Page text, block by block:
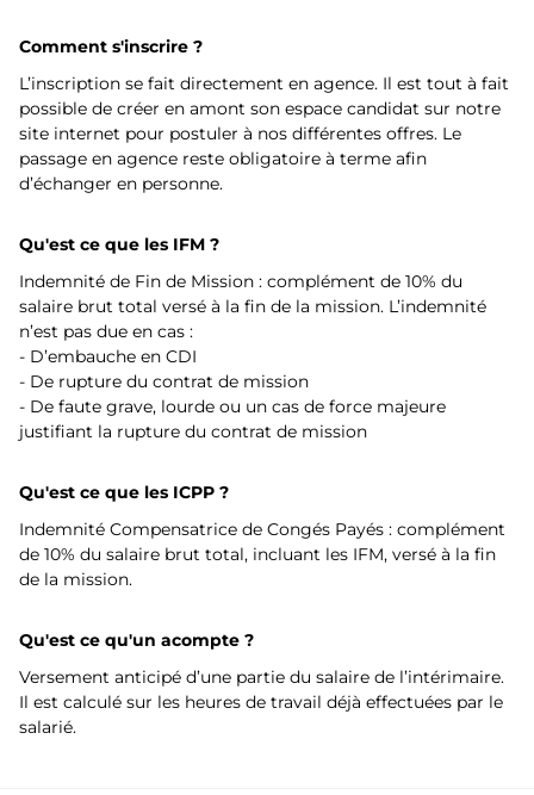
Comment s'inscrire ?
L’inscription se fait directement en agence. Il est tout à fait
possible de créer en amont son espace candidat sur notre
site internet pour postuler à nos différentes offres. Le
passage en agence reste obligatoire à terme afin
d’échanger en personne.
Qu'est ce que les IFM ?
Indemnité de Fin de Mission : complément de 10% du
salaire brut total versé à la fin de la mission. L’indemnité
n’est pas due en cas :
- D’embauche en CDI
- De rupture du contrat de mission
- De faute grave, lourde ou un cas de force majeure
justifiant la rupture du contrat de mission
Qu'est ce que les ICPP ?
Indemnité Compensatrice de Congés Payés : complément
de 10% du salaire brut total, incluant les IFM, versé à la fin
de la mission.
Qu'est ce qu'un acompte ?
Versement anticipé d’une partie du salaire de l’intérimaire.
Il est calculé sur les heures de travail déjà effectuées par le
salarié.